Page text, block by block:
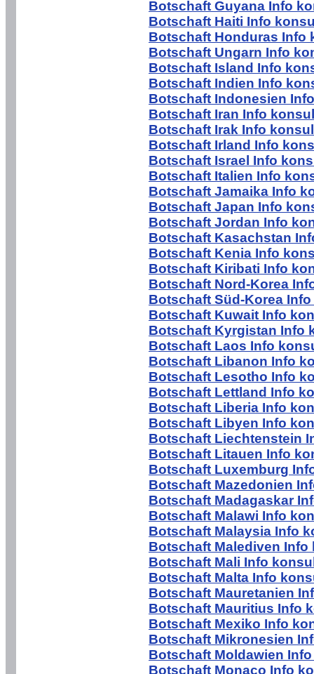
Botschaft Guyana Info
Botschaft Haiti Info
Botschaft Honduras Info
Botschaft Ungarn Info
Botschaft Island Info
Botschaft Indien Info
Botschaft Indonesien
Botschaft Iran Info
Botschaft Irak Info
Botschaft Irland Info
Botschaft Israel Info
Botschaft Italien Info
Botschaft Jamaika Info
Botschaft Japan Info
Botschaft Jordan Info
Botschaft Kasachstan
Botschaft Kenia Info
Botschaft Kiribati Info
Botschaft Nord-Korea
Botschaft Süd-Korea
Botschaft Kuwait Info
Botschaft Kyrgistan Info
Botschaft Laos Info
Botschaft Libanon Info
Botschaft Lesotho Info
Botschaft Lettland Info
Botschaft Liberia Info
Botschaft Libyen Info
Botschaft Liechtenstein
Botschaft Litauen Info
Botschaft Luxemburg
Botschaft Mazedonien
Botschaft Madagaskar
Botschaft Malawi Info
Botschaft Malaysia Info
Botschaft Malediven Info
Botschaft Mali Info
Botschaft Malta Info
Botschaft Mauretanien
Botschaft Mauritius Info
Botschaft Mexiko Info
Botschaft Mikronesien
Botschaft Moldawien
Botschaft Monaco Info